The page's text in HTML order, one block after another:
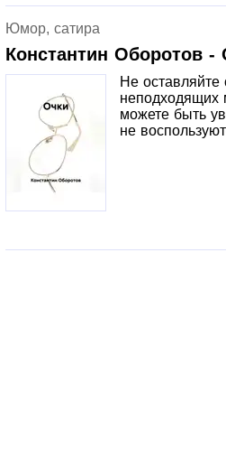
Юмор, сатира
Константин Оборотов -
Не
неподходящих
можете быть
не